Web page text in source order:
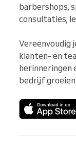
barbershops,
consultaties,
Vereenvoudig
klanten- en
herinneringen
bedrijf